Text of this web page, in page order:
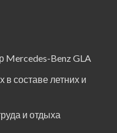
Mercedes-Benz GLA
в составе летних и
и отдыха